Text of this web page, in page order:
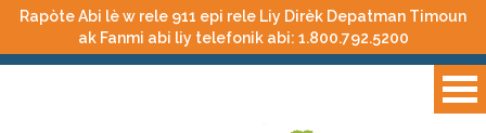
Rapòte Abi lè w rele 911 epi rele Liy Dirèk Depatman Timoun
ak Fanmi abi liy telefonik abi: 1.800.792.5200